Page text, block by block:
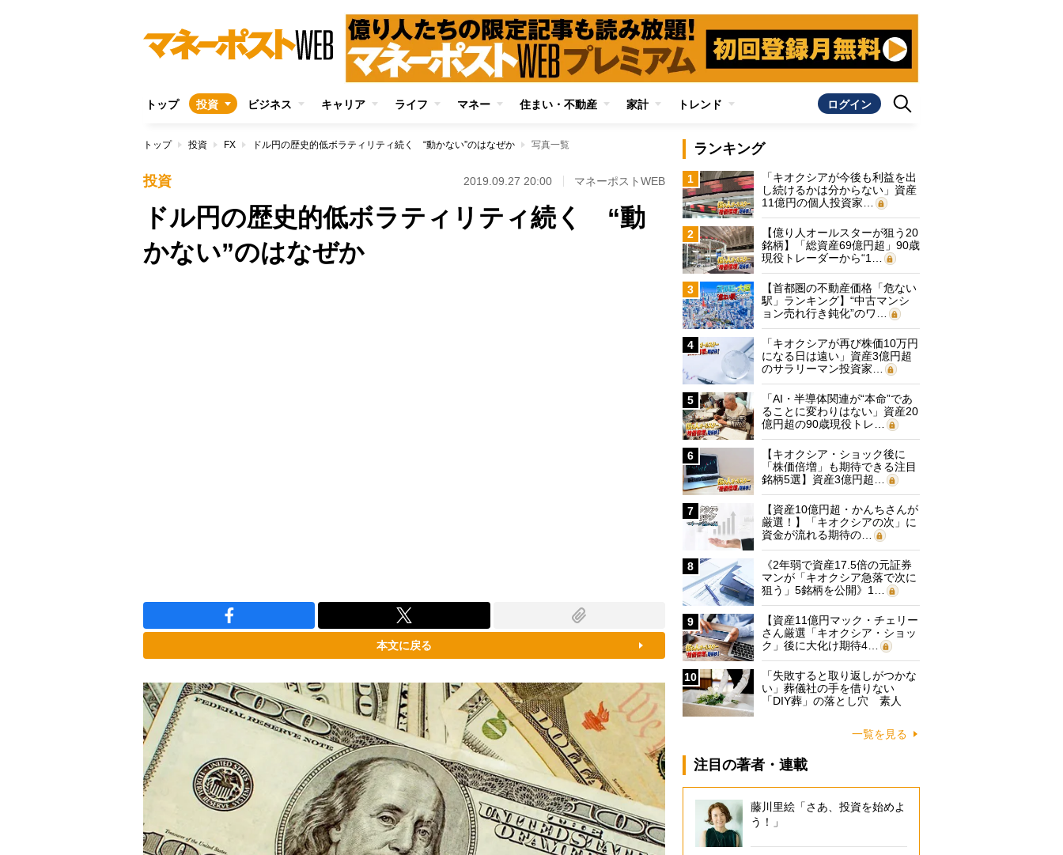
トップ 投資 ビジネス キャリア ライフ マネー 住まい・不動産 家計 トレンド ログイン
トップ 投資 FX ドル円の歴史的低ボラティリティ続く “動かない”のはなぜか 写真一覧
投資 2019.09.27 20:00 マネーポストWEB
ドル円の歴史的低ボラティリティ続く “動
かない”のはなぜか
本文に戻る
ランキング
1
「キオクシアが今後も利益を出
し続けるかは分からない」資産
11億円の個人投資家…
2
【億り人オールスターが狙う20
銘柄】「総資産69億円超」90歳
現役トレーダーから“1…
3
【首都圏の不動産価格「危ない
駅」ランキング】“中古マンシ
ョン売れ行き鈍化”のワ…
4
「キオクシアが再び株価10万円
になる日は遠い」資産3億円超
のサラリーマン投資家…
5
「AI・半導体関連が“本命”であ
ることに変わりはない」資産20
億円超の90歳現役トレ…
6
【キオクシア・ショック後に
「株価倍増」も期待できる注目
銘柄5選】資産3億円超…
7
【資産10億円超・かんちさんが
厳選！】「キオクシアの次」に
資金が流れる期待の…
8
《2年弱で資産17.5倍の元証券
マンが「キオクシア急落で次に
狙う」5銘柄を公開》1…
9
【資産11億円マック・チェリー
さん厳選「キオクシア・ショッ
ク」後に大化け期待4…
10
「失敗すると取り返しがつかな
い」葬儀社の手を借りない
「DIY葬」の落とし穴 素人
一覧を見る
注目の著者・連載
藤川里絵「さあ、投資を始めよ
う！」